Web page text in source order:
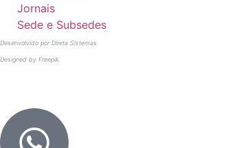
Jornais
Sede e Subsedes
Desenvolvido por Direta Sistemas
Designed by Freepik